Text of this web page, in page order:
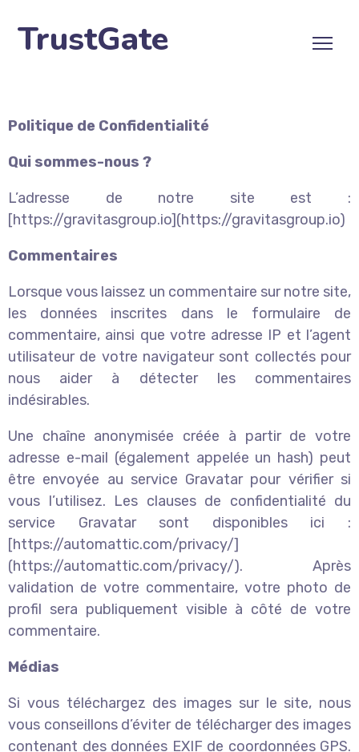
TrustGate
Politique de Confidentialité
Qui sommes-nous ?
L’adresse de notre site est :
[https://gravitasgroup.io](https://gravitasgroup.io)
Commentaires
Lorsque vous laissez un commentaire sur notre site,
les données inscrites dans le formulaire de
commentaire, ainsi que votre adresse IP et l’agent
utilisateur de votre navigateur sont collectés pour
nous aider à détecter les commentaires
indésirables.
Une chaîne anonymisée créée à partir de votre
adresse e-mail (également appelée un hash) peut
être envoyée au service Gravatar pour vérifier si
vous l’utilisez. Les clauses de confidentialité du
service Gravatar sont disponibles ici :
[https://automattic.com/privacy/]
(https://automattic.com/privacy/). Après
validation de votre commentaire, votre photo de
profil sera publiquement visible à côté de votre
commentaire.
Médias
Si vous téléchargez des images sur le site, nous
vous conseillons d’éviter de télécharger des images
contenant des données EXIF de coordonnées GPS.